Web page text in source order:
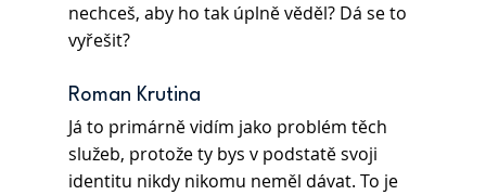
nechceš, aby ho tak úplně věděl? Dá se to
vyřešit?
Roman Krutina
Já to primárně vidím jako problém těch
služeb, protože ty bys v podstatě svoji
identitu nikdy nikomu neměl dávat. To je